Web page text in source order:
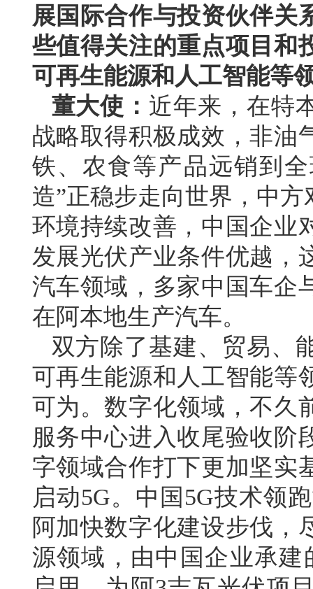
展国际合作与投资伙伴关
些值得关注的重点项目和
可再生能源和人工智能等
董大使： 近年来，在特
战略取得积极成效，非油
铁、农食等产品远销到
造”正稳步走向世界，中
环境持续改善，中国企业
发展光伏产业条件优越，
汽车领域，多家中国车企
在阿本地生产汽车。
双方除了基建、贸易、
可再生能源和人工智能等
可为。数字化领域，不久
服务中心进入收尾验收阶
字领域合作打下更加坚实
启动5G。中国5G技术领
阿加快数字化建设步伐，
源领域，由中国企业承建